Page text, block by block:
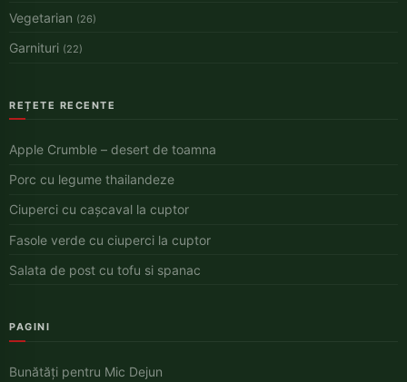
Vegetarian (26)
Garnituri (22)
REȚETE RECENTE
Apple Crumble – desert de toamna
Porc cu legume thailandeze
Ciuperci cu cașcaval la cuptor
Fasole verde cu ciuperci la cuptor
Salata de post cu tofu si spanac
PAGINI
Bunătăți pentru Mic Dejun